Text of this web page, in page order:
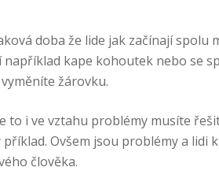
doba že lide jak začínají spolu
například kape kohoutek nebo se
žárovku.
to i ve vztahu problémy musíte
Ovšem jsou problémy a
člověka.